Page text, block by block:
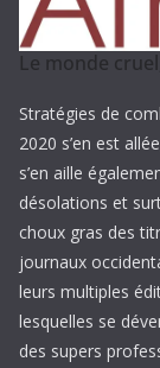
Le monde
Stratégies de
2020 s’en est
s’en aille
désolations et
choux gras des
journaux
leurs multiples
lesquelles se
des supers